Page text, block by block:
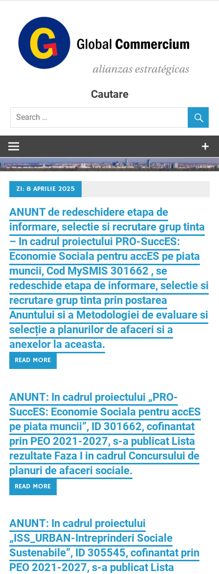
content
Cautare
ZI:8 APRILIE 2025
ANUNT de redeschidere etapa de
informare, selectie si recrutare grup tinta
– In cadrul proiectului PRO-SuccES:
Economie Sociala pentru accES pe piata
muncii, Cod MySMIS 301662 , se
redeschide etapa de informare, selectie si
recrutare grup tinta prin postarea
Anuntului si a Metodologiei de evaluare si
selecție a planurilor de afaceri si a
anexelor la aceasta.
READ MORE
ANUNT: In cadrul proiectului „PRO-
SuccES: Economie Sociala pentru accES
pe piata muncii”, ID 301662, cofinantat
prin PEO 2021-2027, s-a publicat Lista
rezultate Faza I in cadrul Concursului de
planuri de afaceri sociale.
READ MORE
ANUNT: In cadrul proiectului
„ISS_URBAN-Intreprinderi Sociale
Sustenabile”, ID 305545, cofinantat prin
PEO 2021-2027, s-a publicat Lista